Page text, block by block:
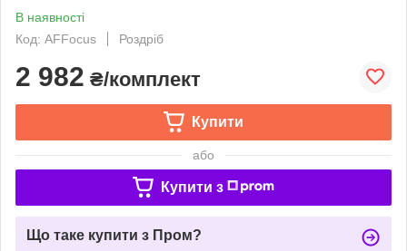
В наявності
Код: AFFocus
Роздріб
2 982 ₴/комплект
Купити
або
Купити з
Що таке купити з Пром?